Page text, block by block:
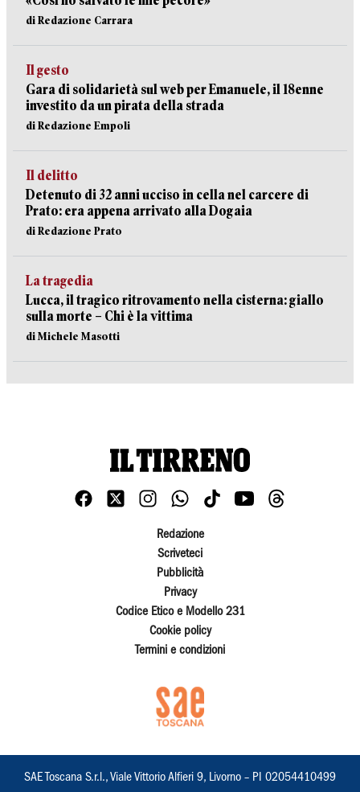
di Redazione Carrara
Il gesto
Gara di solidarietà sul web per Emanuele, il 18enne
investito da un pirata della strada
di Redazione Empoli
Il delitto
Detenuto di 32 anni ucciso in cella nel carcere di
Prato: era appena arrivato alla Dogaia
di Redazione Prato
La tragedia
Lucca, il tragico ritrovamento nella cisterna: giallo
sulla morte – Chi è la vittima
di Michele Masotti
Redazione
Scriveteci
Pubblicità
Privacy
Codice Etico e Modello 231
Cookie policy
Termini e condizioni
SAE Toscana S.r.l., Viale Vittorio Alfieri 9, Livorno – PI 02054410499